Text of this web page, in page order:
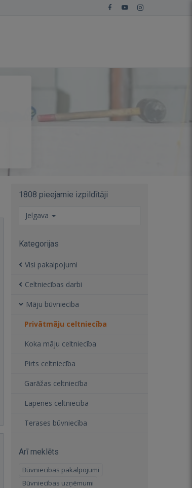
1808 pieejamie izpildītāji
Jelgava
Kategorijas
Visi pakalpojumi
Celtniecības darbi
Māju būvniecība
Privātmāju celtniecība
Koka māju celtniecība
Pirts celtniecība
Garāžas celtniecība
Lapenes celtniecība
Terases būvniecība
Arī meklēts
Būvniecības pakalpojumi
Būvniecības uzņēmumi